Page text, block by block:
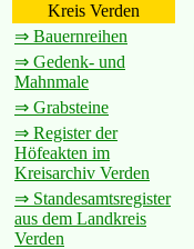
Kreis Verden
⇒ Bauernreihen
⇒ Gedenk- und
Mahnmale
⇒ Grabsteine
⇒ Register der
Höfeakten im
Kreisarchiv Verden
⇒ Standesamtsregister
aus dem Landkreis
Verden